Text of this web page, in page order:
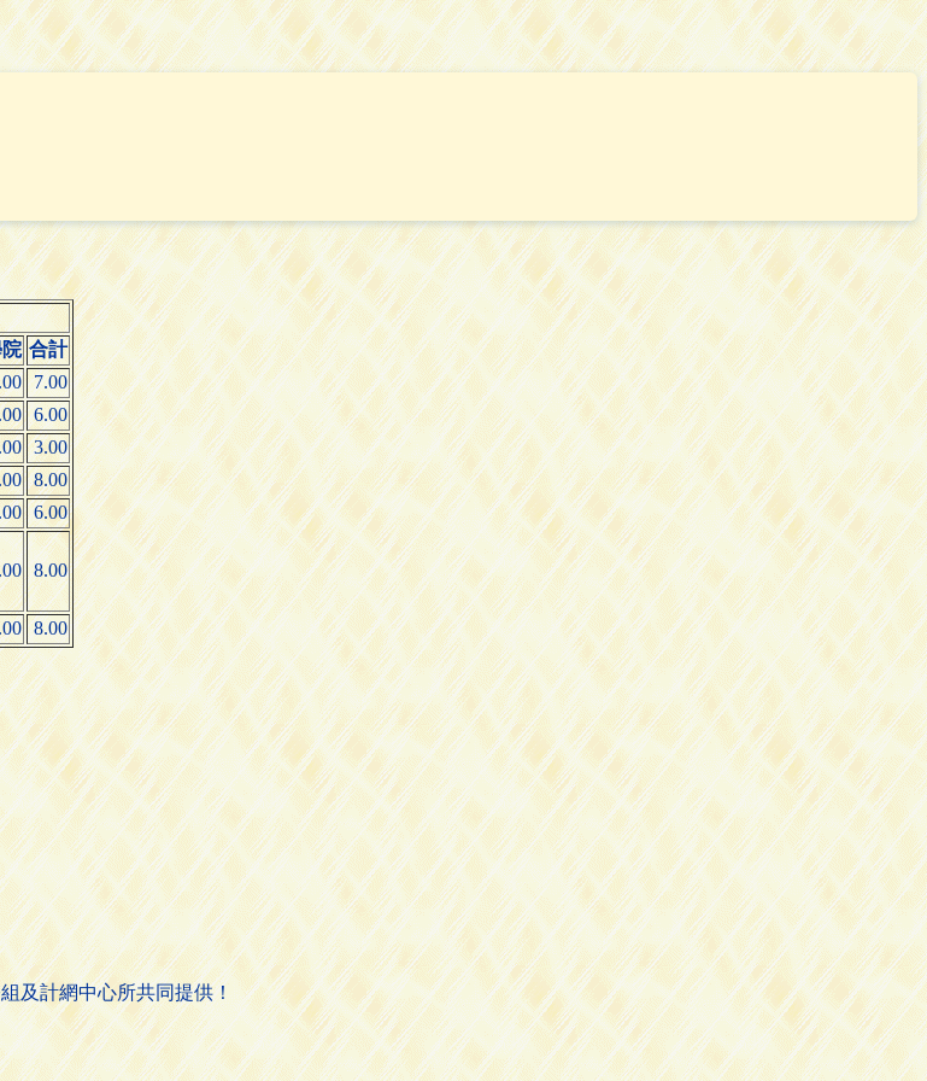
合計
7.00
6.00
3.00
8.00
6.00
8.00
8.00
及計網中心所共同提供！